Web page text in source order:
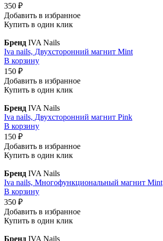
350 ₽
Добавить в избранное
Купить в один клик
Бренд IVA Nails
Iva nails, Двухсторонний магнит Mint
В корзину
150 ₽
Добавить в избранное
Купить в один клик
Бренд IVA Nails
Iva nails, Двухсторонний магнит Pink
В корзину
150 ₽
Добавить в избранное
Купить в один клик
Бренд IVA Nails
Iva nails, Многофункциональный магнит Mint
В корзину
350 ₽
Добавить в избранное
Купить в один клик
Бренд IVA Nails